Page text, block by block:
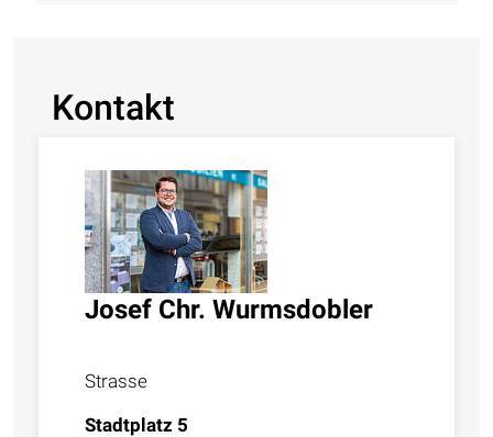
Kontakt
Josef Chr. Wurmsdobler
Strasse
Stadtplatz 5